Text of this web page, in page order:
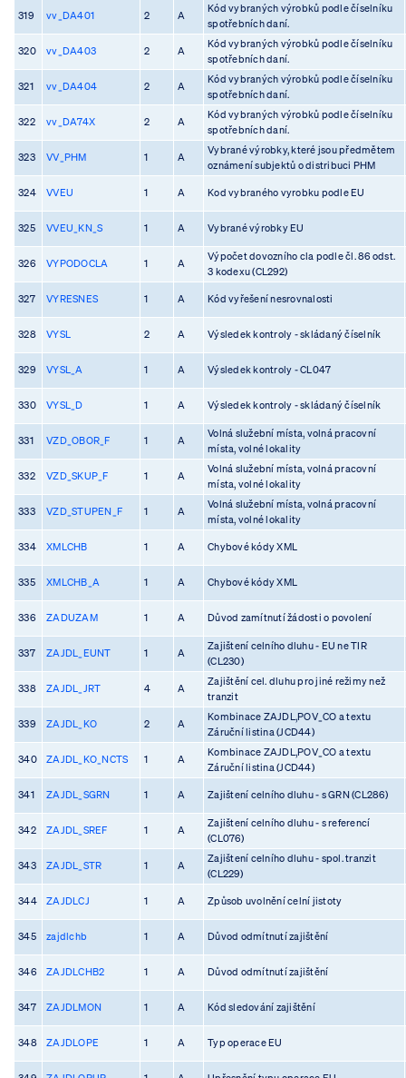
319 vv_DA401 2 A
Kód vybraných výrobků podle číselníku
spotřebních daní.
320 vv_DA403 2 A
Kód vybraných výrobků podle číselníku
spotřebních daní.
321 vv_DA404 2 A
Kód vybraných výrobků podle číselníku
spotřebních daní.
322 vv_DA74X 2 A
Kód vybraných výrobků podle číselníku
spotřebních daní.
323 VV_PHM 1 A
Vybrané výrobky, které jsou předmětem
oznámení subjektů o distribuci PHM
324 VVEU 1 A Kod vybraného vyrobku podle EU
325 VVEU_KN_S 1 A Vybrané výrobky EU
326 VYPODOCLA 1 A
Výpočet dovozního cla podle čl. 86 odst.
3 kodexu (CL292)
327 VYRESNES 1 A Kód vyřešení nesrovnalosti
328 VYSL 2 A Výsledek kontroly - skládaný číselník
329 VYSL_A 1 A Výsledek kontroly - CL047
330 VYSL_D 1 A Výsledek kontroly - skládaný číselník
331 VZD_OBOR_F 1 A
Volná služební místa, volná pracovní
místa, volné lokality
332 VZD_SKUP_F 1 A
Volná služební místa, volná pracovní
místa, volné lokality
333 VZD_STUPEN_F 1 A
Volná služební místa, volná pracovní
místa, volné lokality
334 XMLCHB 1 A Chybové kódy XML
335 XMLCHB_A 1 A Chybové kódy XML
336 ZADUZAM 1 A Důvod zamítnutí žádosti o povolení
337 ZAJDL_EUNT 1 A
Zajištení celního dluhu - EU ne TIR
(CL230)
338 ZAJDL_JRT 4 A
Zajištění cel. dluhu pro jiné režimy než
tranzit
339 ZAJDL_KO 2 A
Kombinace ZAJDL,POV_CO a textu
Záruční listina (JCD44)
340 ZAJDL_KO_NCTS 1 A
Kombinace ZAJDL,POV_CO a textu
Záruční listina (JCD44)
341 ZAJDL_SGRN 1 A Zajištení celního dluhu - s GRN (CL286)
342 ZAJDL_SREF 1 A
Zajištení celního dluhu - s referencí
(CL076)
343 ZAJDL_STR 1 A
Zajištení celního dluhu - spol. tranzit
(CL229)
344 ZAJDLCJ 1 A Způsob uvolnění celní jistoty
345 zajdlchb 1 A Důvod odmítnutí zajištění
346 ZAJDLCHB2 1 A Důvod odmítnutí zajištění
347 ZAJDLMON 1 A Kód sledování zajištění
348 ZAJDLOPE 1 A Typ operace EU